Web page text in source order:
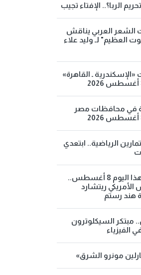
الربا؟.. الإفتاء تجيب
الشعر العربي يناقش
العظيم" لـ وليد علاء
ـ القاهرة»
في محافظات مصر
الرياضية.. ابتعدي
حدث في مثل هذا اليوم 8 أغسطس..
الأمريكي ريتشارد
هند رستم
السيكلوترون
الفيزياء
مونرو الشرق»